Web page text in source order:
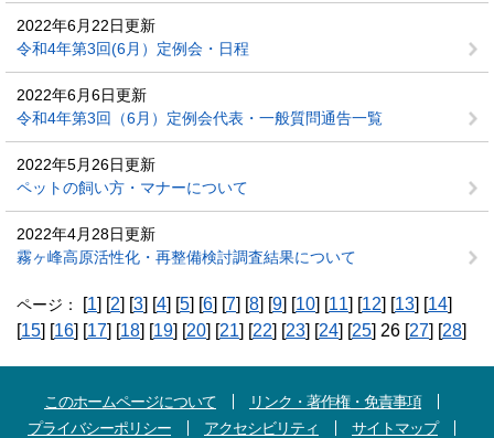
2022年6月22日更新
令和4年第3回(6月）定例会・日程
2022年6月6日更新
令和4年第3回（6月）定例会代表・一般質問通告一覧
2022年5月26日更新
ペットの飼い方・マナーについて
2022年4月28日更新
霧ヶ峰高原活性化・再整備検討調査結果について
ページ： [1] [2] [3] [4] [5] [6] [7] [8] [9] [10] [11] [12] [13] [14]
[15] [16] [17] [18] [19] [20] [21] [22] [23] [24] [25] 26 [27] [28]
このホームページについて
リンク・著作権・免責事項
プライバシーポリシー
アクセシビリティ
サイトマップ